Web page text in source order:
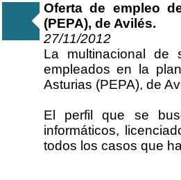
Oferta de empleo
(PEPA), de Avilés.
27/11/2012
La multinacional de
empleados en la
Asturias (PEPA), de
El perfil que se
informáticos,
todos los casos que